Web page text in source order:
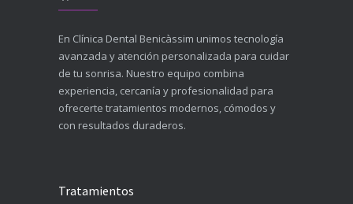
En Clínica Dental Benicàssim unimos tecnología
avanzada y atención personalizada para cuidar
de tu sonrisa. Nuestro equipo combina
experiencia, cercanía y profesionalidad para
ofrecerte tratamientos modernos, cómodos y
con resultados duraderos.
Tratamientos